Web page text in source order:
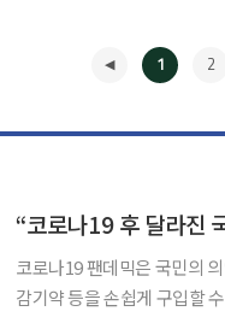
1 2
코로나19 팬데믹은 국민의
감기약 등을 손쉽게 구입할